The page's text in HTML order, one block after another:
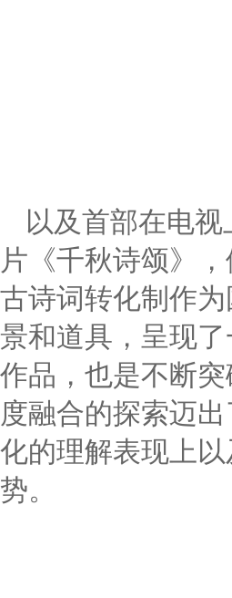
以及首部在电
片《千秋诗颂》
古诗词转化制作
景和道具，呈现
作品，也是不断
度融合的探索迈
化的理解表现上
势。